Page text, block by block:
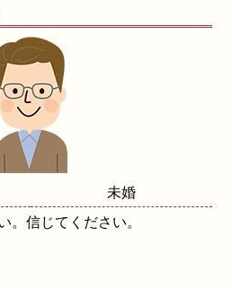
未婚
。信じてください。